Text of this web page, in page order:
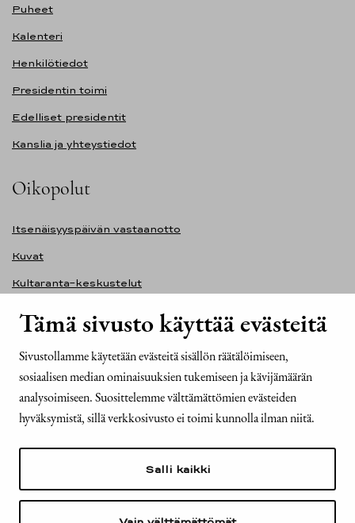
Tämä sivusto käyttää evästeitä
Sivustollamme käytetään evästeitä sisällön räätälöimiseen,
sosiaalisen median ominaisuuksien tukemiseen ja kävijämäärän
analysoimiseen. Suosittelemme välttämättömien evästeiden
hyväksymistä, sillä verkkosivusto ei toimi kunnolla ilman niitä.
Salli kaikki
Puheet
Kalenteri
Henkilötiedot
Presidentin toimi
Edelliset presidentit
Kanslia ja yhteystiedot
Oikopolut
Itsenäisyyspäivän vastaanotto
Kuvat
Kultaranta-keskustelut
Presidentti.fi-sivuston saavutettavuusseloste
Yhteystiedot
Mariankatu 2
Puh. 029 522 6000